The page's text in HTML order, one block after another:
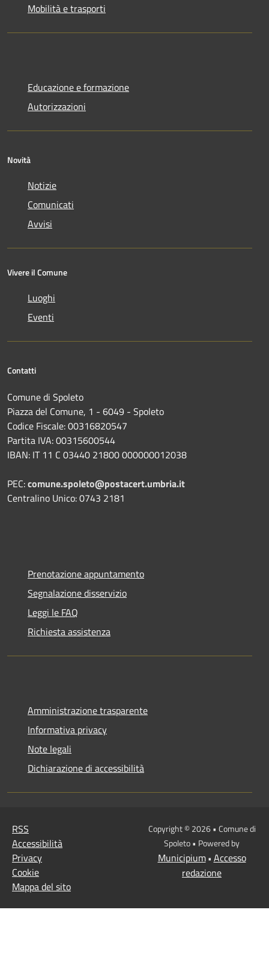
Mobilità e trasporti
Educazione e formazione
Autorizzazioni
Novità
Notizie
Comunicati
Avvisi
Vivere il Comune
Luoghi
Eventi
Contatti
Comune di Spoleto
Piazza del Comune, 1 - 6049 - Spoleto
Codice Fiscale: 00316820547
Partita IVA: 00315600544
IBAN: IT 11 C 03440 21800 000000012038
PEC:comune.spoleto@postacert.umbria.it
Centralino Unico: 0743 2181
Prenotazione appuntamento
Segnalazione disservizio
Leggi le FAQ
Richiesta assistenza
Amministrazione trasparente
Informativa privacy
Note legali
Dichiarazione di accessibilità
RSS
Accessibilità
Privacy
Cookie
Mappa del sito
Copyright © 2026 • Comune di
Spoleto • Powered by
Municipium• Accesso
redazione